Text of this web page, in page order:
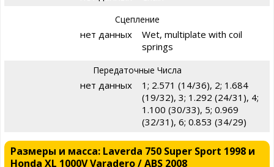
Сцепление
нет данных
Wet, multiplate with coil
springs
Передаточные Числа
нет данных
1; 2.571 (14/36), 2; 1.684
(19/32), 3; 1.292 (24/31), 4;
1.100 (30/33), 5; 0.969
(32/31), 6; 0.853 (34/29)
Размеры и масса: Laverda 750 Super Sport 1998 и
Honda XL 1000V Varadero / ABS 2008